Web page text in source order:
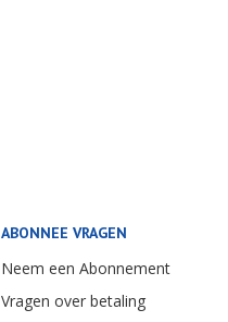
ABONNEE VRAGEN
Neem een Abonnement
Vragen over betaling